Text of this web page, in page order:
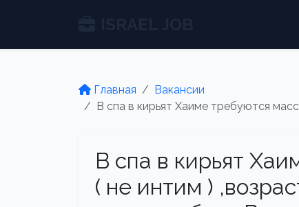
Главная
Вакансии
В спа в кирьят Хаиме требуются
В спа в кирьят
( не интим )